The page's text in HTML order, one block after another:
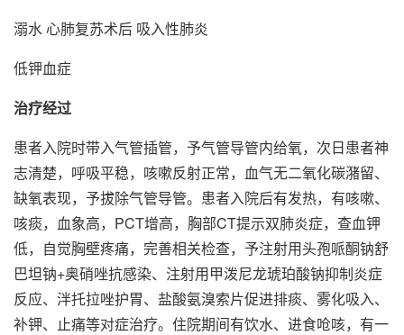
溺水 心肺复苏术后 吸入性肺炎
低钾血症
治疗经过
患者入院时带入气管插管，予气管导管内给氧，次日患者神
志清楚，呼吸平稳，咳嗽反射正常，血气无二氧化碳潴留、
缺氧表现，予拔除气管导管。患者入院后有发热，有咳嗽、
咳痰，血象高，PCT增高，胸部CT提示双肺炎症，查血钾
低，自觉胸壁疼痛，完善相关检查，予注射用头孢哌酮钠舒
巴坦钠+奥硝唑抗感染、注射用甲泼尼龙琥珀酸钠抑制炎症
反应、泮托拉唑护胃、盐酸氨溴索片促进排痰、雾化吸入、
补钾、止痛等对症治疗。住院期间有饮水、进食呛咳，有一